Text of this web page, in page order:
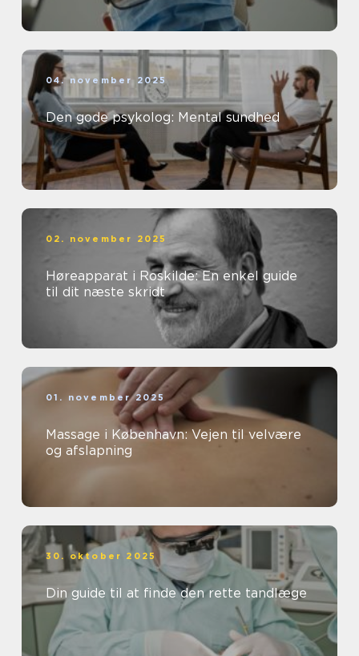
04. november 2025
Den gode psykolog: Mental sundhed
02. november 2025
Høreapparat i Roskilde: En enkel guide
til dit næste skridt
01. november 2025
Massage i København: Vejen til velvære
og afslapning
30. oktober 2025
Din guide til at finde den rette tandlæge